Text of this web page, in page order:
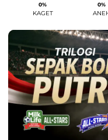
0%
KAGET
0%